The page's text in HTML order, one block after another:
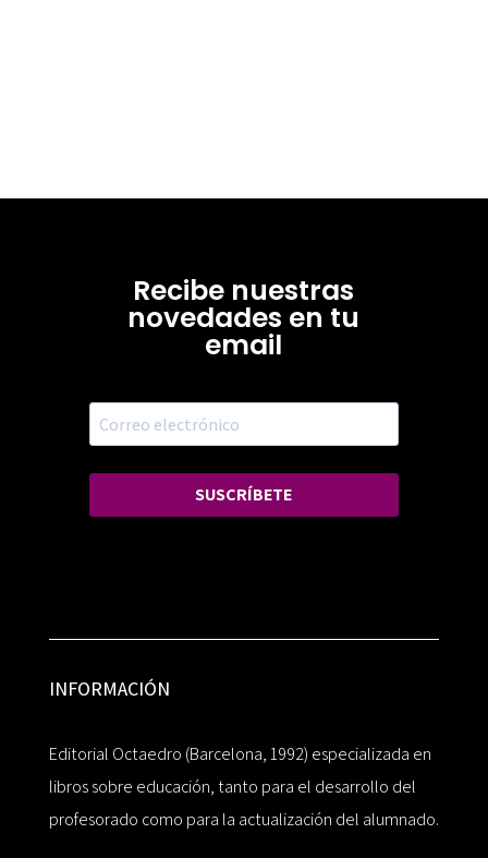
Recibe nuestras
novedades en tu
email
SUSCRÍBETE
INFORMACIÓN
Editorial Octaedro (Barcelona, 1992) especializada en
libros sobre educación, tanto para el desarrollo del
profesorado como para la actualización del alumnado.